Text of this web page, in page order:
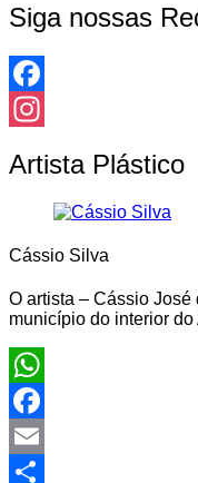
Siga nossas
Facebook
Artista Plástico
Cássio Silva
O artista – Cássio
município do interior do
WhatsApp
Facebook
Email